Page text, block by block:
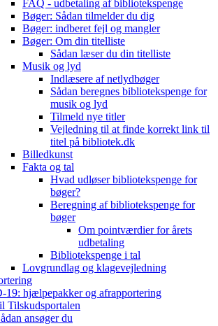
FAQ - udbetaling af bibliotekspenge
Bøger: Sådan tilmelder du dig
Bøger: indberet fejl og mangler
Bøger: Om din titelliste
Sådan læser du din titelliste
Musik og lyd
Indlæsere af netlydbøger
Sådan beregnes bibliotekspenge for
musik og lyd
Tilmeld nye titler
Vejledning til at finde korrekt link til
titel på bibliotek.dk
Billedkunst
Fakta og tal
Hvad udløser bibliotekspenge for
bøger?
Beregning af bibliotekspenge for
bøger
Om pointværdier for årets
udbetaling
Bibliotekspenge i tal
Lovgrundlag og klagevejledning
19: hjælpepakker og afrapportering
Tilskudsportalen
ansøger du